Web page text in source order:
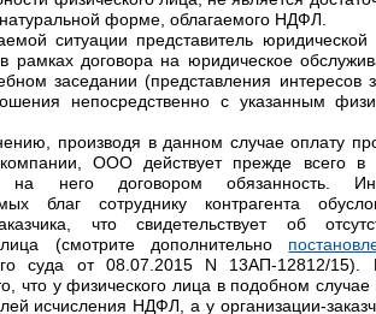
форме, облагаемого НДФЛ.
ситуации представитель
рамках договора на юридическое
заседании (представления интересов
непосредственно с указанным
производя в данном случае оплату
ООО действует прежде всего в
на него договором обязанность.
благ сотруднику контрагента
что свидетельствует об
(смотрите дополнительно
суда от 08.07.2015 N 13АП-12812/15).
что у физического лица в подобном
исчисления НДФЛ, а у организации-